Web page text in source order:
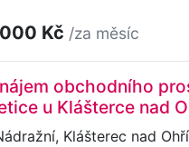
Kč /za měsíc
obchodního
u Klášterce nad
Klášterec nad